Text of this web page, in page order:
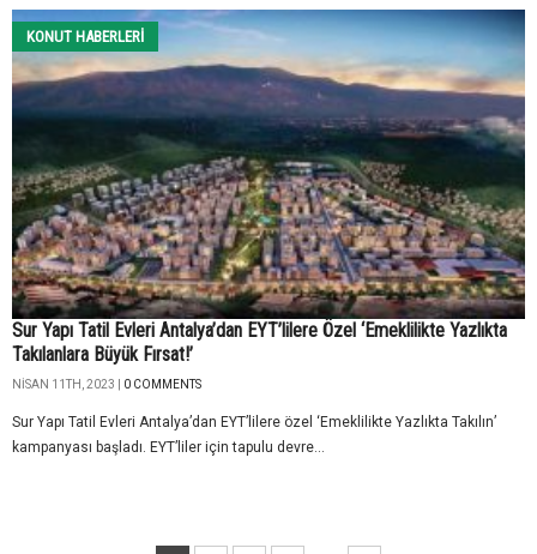
KONUT HABERLERI
Sur Yapı Tatil Evleri Antalya’dan EYT’lilere Özel ‘Emeklilikte Yazlıkta
Takılanlara Büyük Fırsat!’
NISAN 11TH, 2023 | 0 COMMENTS
Sur Yapı Tatil Evleri Antalya’dan EYT’lilere özel ‘Emeklilikte Yazlıkta Takılın’
kampanyası başladı. EYT’liler için tapulu devre...